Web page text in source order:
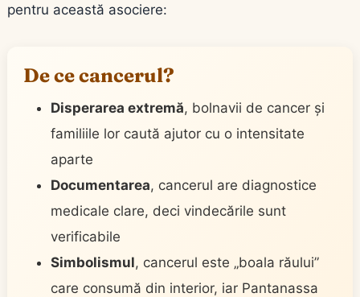
pentru această asociere:
De ce cancerul?
Disperarea extremă, bolnavii de cancer și
familiile lor caută ajutor cu o intensitate
aparte
Documentarea, cancerul are diagnostice
medicale clare, deci vindecările sunt
verificabile
Simbolismul, cancerul este „boala răului”
care consumă din interior, iar Pantanassa